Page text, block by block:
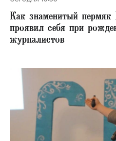
​Как знаменитый
проявил себя при
журналистов